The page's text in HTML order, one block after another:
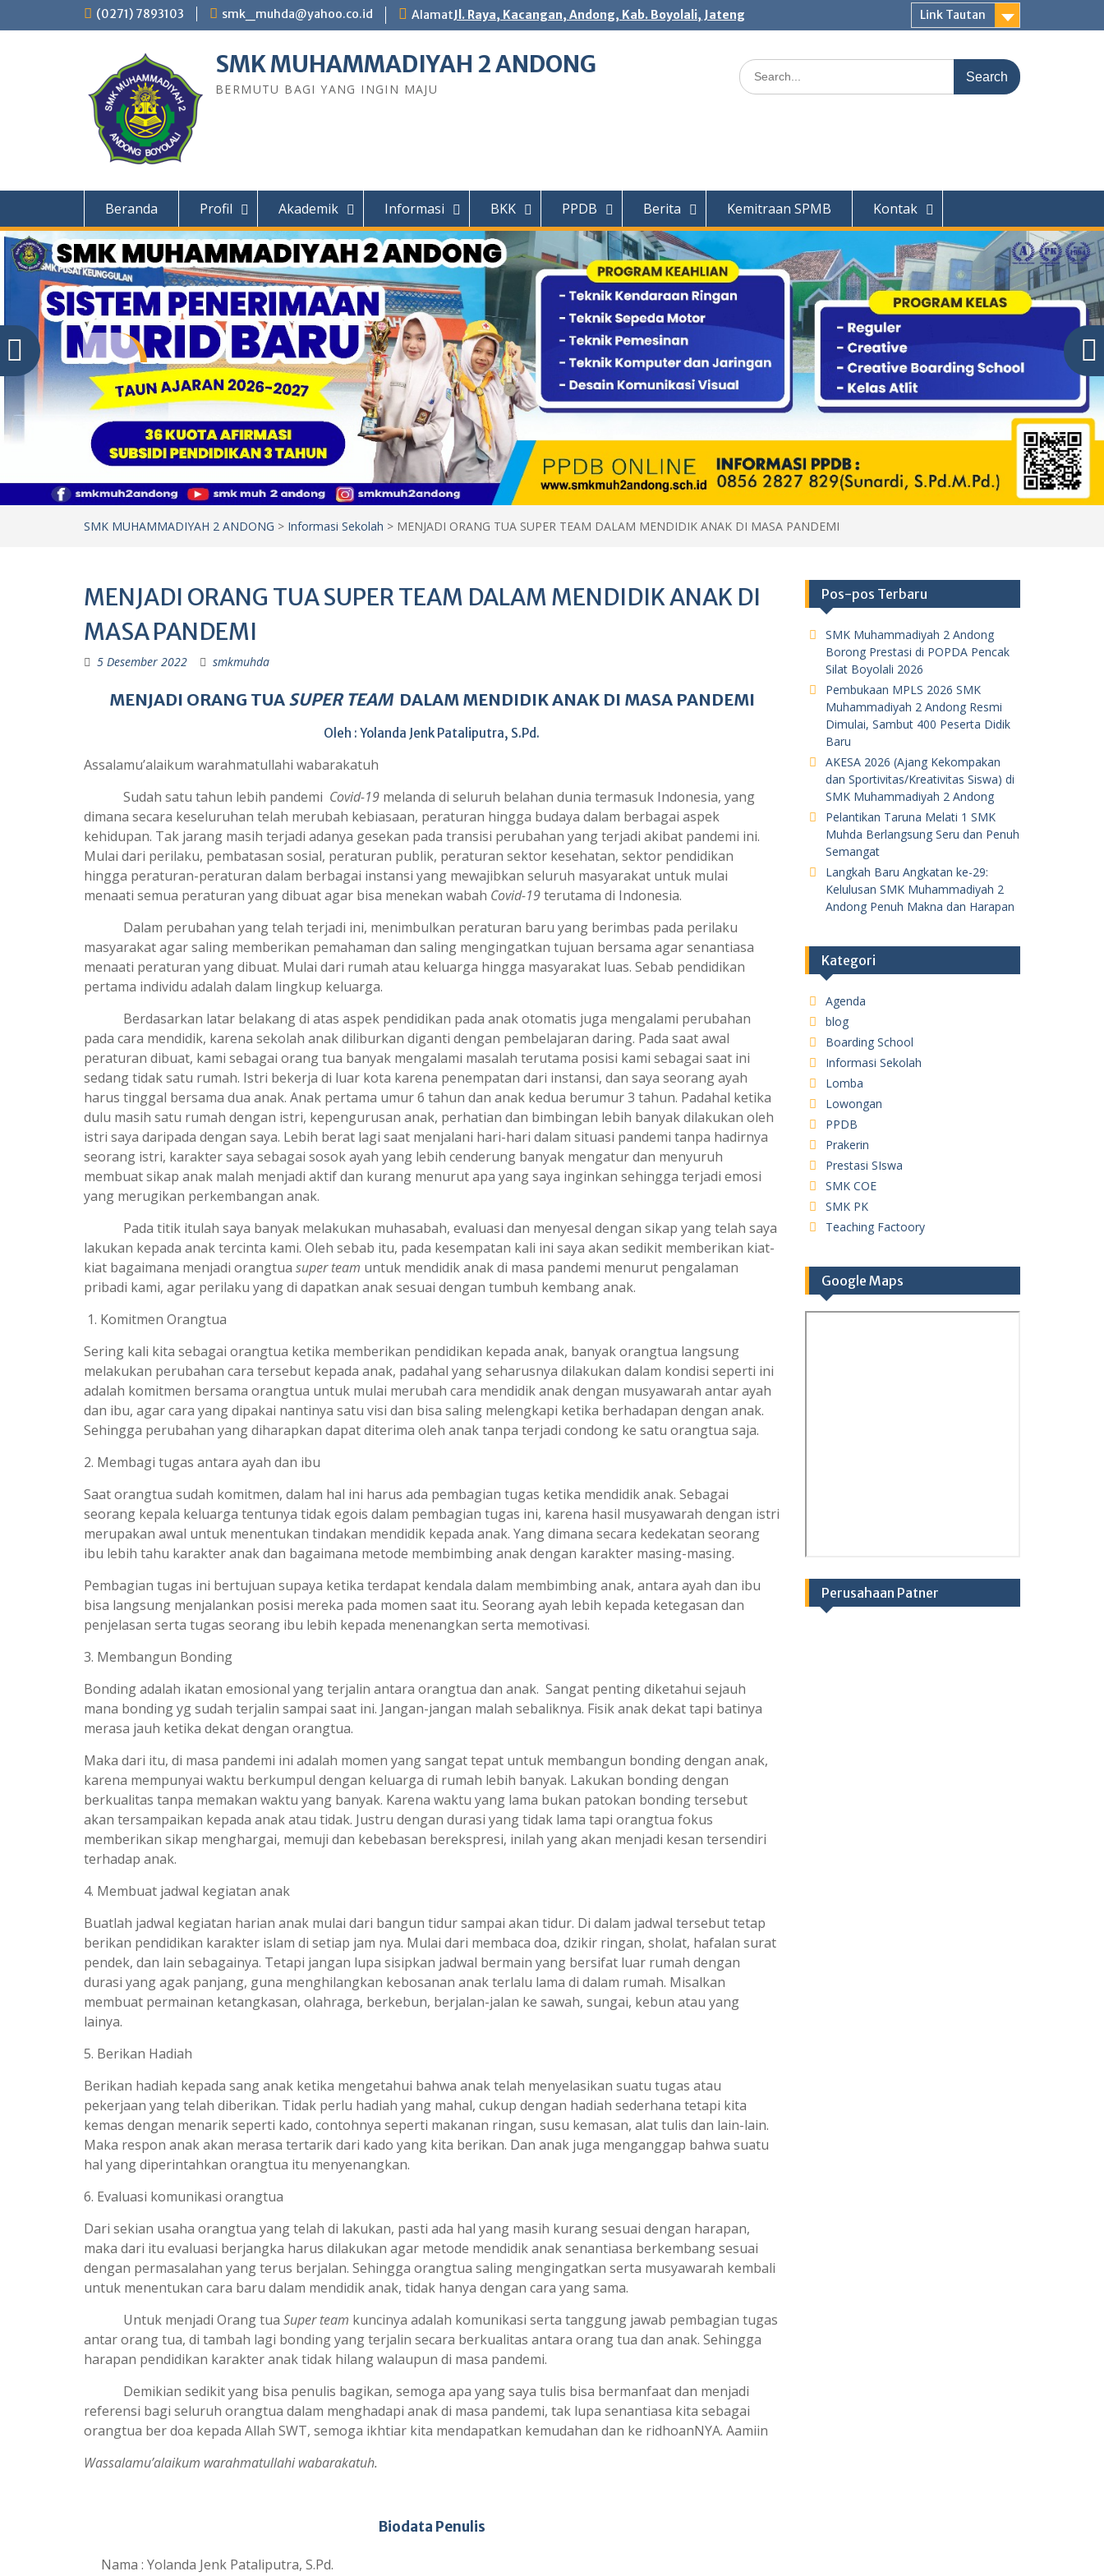
(0271) 7893103 smk_muhda@yahoo.co.id AlamatJl. Raya, Kacangan, Andong, Kab. Boyolali, Jateng Link Tautan
SMK MUHAMMADIYAH 2 ANDONG
BERMUTU BAGI YANG INGIN MAJU
Search
for:
Beranda Profil Akademik Informasi BKK PPDB Berita Kemitraan SPMB Kontak
SMK MUHAMMADIYAH 2 ANDONG > Informasi Sekolah > MENJADI ORANG TUA SUPER TEAM DALAM MENDIDIK ANAK DI MASA PANDEMI
MENJADI ORANG TUA SUPER TEAM DALAM MENDIDIK ANAK DI
MASA PANDEMI
5 Desember 2022 smkmuhda
MENJADI ORANG TUA SUPER TEAM DALAM MENDIDIK ANAK DI MASA PANDEMI
Oleh : Yolanda Jenk Pataliputra, S.Pd.
Assalamu’alaikum warahmatullahi wabarakatuh
Sudah satu tahun lebih pandemi Covid-19 melanda di seluruh belahan dunia termasuk Indonesia, yang
dimana secara keseluruhan telah merubah kebiasaan, peraturan hingga budaya dalam berbagai aspek
kehidupan. Tak jarang masih terjadi adanya gesekan pada transisi perubahan yang terjadi akibat pandemi ini.
Mulai dari perilaku, pembatasan sosial, peraturan publik, peraturan sektor kesehatan, sektor pendidikan
hingga peraturan-peraturan dalam berbagai instansi yang mewajibkan seluruh masyarakat untuk mulai
menaati semua peraturan yang dibuat agar bisa menekan wabah Covid-19terutama di Indonesia.
Dalam perubahan yang telah terjadi ini, menimbulkan peraturan baru yang berimbas pada perilaku
masyarakat agar saling memberikan pemahaman dan saling mengingatkan tujuan bersama agar senantiasa
menaati peraturan yang dibuat. Mulai dari rumah atau keluarga hingga masyarakat luas. Sebab pendidikan
pertama individu adalah dalam lingkup keluarga.
Berdasarkan latar belakang di atas aspek pendidikan pada anak otomatis juga mengalami perubahan
pada cara mendidik, karena sekolah anak diliburkan diganti dengan pembelajaran daring. Pada saat awal
peraturan dibuat, kami sebagai orang tua banyak mengalami masalah terutama posisi kami sebagai saat ini
sedang tidak satu rumah. Istri bekerja di luar kota karena penempatan dari instansi, dan saya seorang ayah
harus tinggal bersama dua anak. Anak pertama umur 6 tahun dan anak kedua berumur 3 tahun. Padahal ketika
dulu masih satu rumah dengan istri, kepengurusan anak, perhatian dan bimbingan lebih banyak dilakukan oleh
istri saya daripada dengan saya. Lebih berat lagi saat menjalani hari-hari dalam situasi pandemi tanpa hadirnya
seorang istri, karakter saya sebagai sosok ayah yang lebih cenderung banyak mengatur dan menyuruh
membuat sikap anak malah menjadi aktif dan kurang menurut apa yang saya inginkan sehingga terjadi emosi
yang merugikan perkembangan anak.
Pada titik itulah saya banyak melakukan muhasabah, evaluasi dan menyesal dengan sikap yang telah saya
lakukan kepada anak tercinta kami. Oleh sebab itu, pada kesempatan kali ini saya akan sedikit memberikan kiat-
kiat bagaimana menjadi orangtua super team untuk mendidik anak di masa pandemi menurut pengalaman
pribadi kami, agar perilaku yang di dapatkan anak sesuai dengan tumbuh kembang anak.
Komitmen Orangtua
Sering kali kita sebagai orangtua ketika memberikan pendidikan kepada anak, banyak orangtua langsung
melakukan perubahan cara tersebut kepada anak, padahal yang seharusnya dilakukan dalam kondisi seperti ini
adalah komitmen bersama orangtua untuk mulai merubah cara mendidik anak dengan musyawarah antar ayah
dan ibu, agar cara yang dipakai nantinya satu visi dan bisa saling melengkapi ketika berhadapan dengan anak.
Sehingga perubahan yang diharapkan dapat diterima oleh anak tanpa terjadi condong ke satu orangtua saja.
2. Membagi tugas antara ayah dan ibu
Saat orangtua sudah komitmen, dalam hal ini harus ada pembagian tugas ketika mendidik anak. Sebagai
seorang kepala keluarga tentunya tidak egois dalam pembagian tugas ini, karena hasil musyawarah dengan istri
merupakan awal untuk menentukan tindakan mendidik kepada anak. Yang dimana secara kedekatan seorang
ibu lebih tahu karakter anak dan bagaimana metode membimbing anak dengan karakter masing-masing.
Pembagian tugas ini bertujuan supaya ketika terdapat kendala dalam membimbing anak, antara ayah dan ibu
bisa langsung menjalankan posisi mereka pada momen saat itu. Seorang ayah lebih kepada ketegasan dan
penjelasan serta tugas seorang ibu lebih kepada menenangkan serta memotivasi.
3. Membangun Bonding
Bonding adalah ikatan emosional yang terjalin antara orangtua dan anak. Sangat penting diketahui sejauh
mana bonding yg sudah terjalin sampai saat ini. Jangan-jangan malah sebaliknya. Fisik anak dekat tapi batinya
merasa jauh ketika dekat dengan orangtua.
Maka dari itu, di masa pandemi ini adalah momen yang sangat tepat untuk membangun bonding dengan anak,
karena mempunyai waktu berkumpul dengan keluarga di rumah lebih banyak. Lakukan bonding dengan
berkualitas tanpa memakan waktu yang banyak. Karena waktu yang lama bukan patokan bonding tersebut
akan tersampaikan kepada anak atau tidak. Justru dengan durasi yang tidak lama tapi orangtua fokus
memberikan sikap menghargai, memuji dan kebebasan berekspresi, inilah yang akan menjadi kesan tersendiri
terhadap anak.
4. Membuat jadwal kegiatan anak
Buatlah jadwal kegiatan harian anak mulai dari bangun tidur sampai akan tidur. Di dalam jadwal tersebut tetap
berikan pendidikan karakter islam di setiap jam nya. Mulai dari membaca doa, dzikir ringan, sholat, hafalan surat
pendek, dan lain sebagainya. Tetapi jangan lupa sisipkan jadwal bermain yang bersifat luar rumah dengan
durasi yang agak panjang, guna menghilangkan kebosanan anak terlalu lama di dalam rumah. Misalkan
membuat permainan ketangkasan, olahraga, berkebun, berjalan-jalan ke sawah, sungai, kebun atau yang
lainya.
5. Berikan Hadiah
Berikan hadiah kepada sang anak ketika mengetahui bahwa anak telah menyelasikan suatu tugas atau
pekerjaan yang telah diberikan. Tidak perlu hadiah yang mahal, cukup dengan hadiah sederhana tetapi kita
kemas dengan menarik seperti kado, contohnya seperti makanan ringan, susu kemasan, alat tulis dan lain-lain.
Maka respon anak akan merasa tertarik dari kado yang kita berikan. Dan anak juga menganggap bahwa suatu
hal yang diperintahkan orangtua itu menyenangkan.
6. Evaluasi komunikasi orangtua
Dari sekian usaha orangtua yang telah di lakukan, pasti ada hal yang masih kurang sesuai dengan harapan,
maka dari itu evaluasi berjangka harus dilakukan agar metode mendidik anak senantiasa berkembang sesuai
dengan permasalahan yang terus berjalan. Sehingga orangtua saling mengingatkan serta musyawarah kembali
untuk menentukan cara baru dalam mendidik anak, tidak hanya dengan cara yang sama.
Untuk menjadi Orang tua Super team kuncinya adalah komunikasi serta tanggung jawab pembagian tugas
antar orang tua, di tambah lagi bonding yang terjalin secara berkualitas antara orang tua dan anak. Sehingga
harapan pendidikan karakter anak tidak hilang walaupun di masa pandemi.
Demikian sedikit yang bisa penulis bagikan, semoga apa yang saya tulis bisa bermanfaat dan menjadi
referensi bagi seluruh orangtua dalam menghadapi anak di masa pandemi, tak lupa senantiasa kita sebagai
orangtua ber doa kepada Allah SWT, semoga ikhtiar kita mendapatkan kemudahan dan ke ridhoanNYA. Aamiin
Wassalamu’alaikum warahmatullahi wabarakatuh.
Biodata Penulis
Nama : Yolanda Jenk Pataliputra, S.Pd.
Pos-pos Terbaru
SMK Muhammadiyah 2 Andong
Borong Prestasi di POPDA Pencak
Silat Boyolali 2026
Pembukaan MPLS 2026 SMK
Muhammadiyah 2 Andong Resmi
Dimulai, Sambut 400 Peserta Didik
Baru
AKESA 2026 (Ajang Kekompakan
dan Sportivitas/Kreativitas Siswa) di
SMK Muhammadiyah 2 Andong
Pelantikan Taruna Melati 1 SMK
Muhda Berlangsung Seru dan Penuh
Semangat
Langkah Baru Angkatan ke-29:
Kelulusan SMK Muhammadiyah 2
Andong Penuh Makna dan Harapan
Kategori
Agenda
blog
Boarding School
Informasi Sekolah
Lomba
Lowongan
PPDB
Prakerin
Prestasi SIswa
SMK COE
SMK PK
Teaching Factoory
Google Maps
Perusahaan Patner